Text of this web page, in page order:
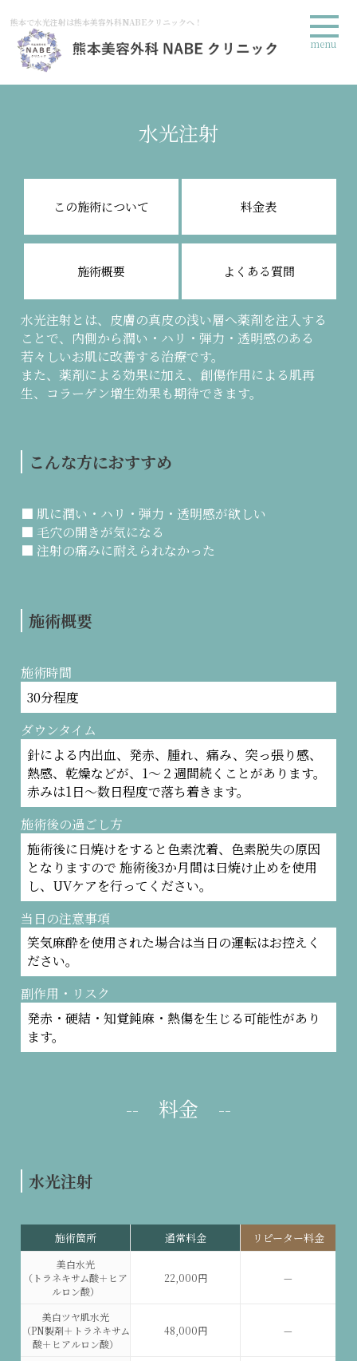
熊本で水光注射は熊本美容外科NABEクリニックへ！
水光注射
この施術について 料金表
施術概要 よくある質問
水光注射とは、皮膚の真皮の浅い層へ薬剤を注入する
ことで、内側から潤い・ハリ・弾力・透明感のある
若々しいお肌に改善する治療です。
また、薬剤による効果に加え、創傷作用による肌再
生、コラーゲン増生効果も期待できます。
こんな方におすすめ
■ 肌に潤い・ハリ・弾力・透明感が欲しい
■ 毛穴の開きが気になる
■ 注射の痛みに耐えられなかった
施術概要
施術時間
30分程度
ダウンタイム
針による内出血、発赤、腫れ、痛み、突っ張り感、
熱感、乾燥などが、1～２週間続くことがあります。
赤みは1日～数日程度で落ち着きます。
施術後の過ごし方
施術後に日焼けをすると色素沈着、色素脱失の原因
となりますので 施術後3か月間は日焼け止めを使用
し、UVケアを行ってください。
当日の注意事項
笑気麻酔を使用された場合は当日の運転はお控えく
ださい。
副作用・リスク
発赤・硬結・知覚鈍麻・熱傷を生じる可能性があり
ます。
-- 料金 --
水光注射
施術箇所 通常料金 リピーター料金
美白水光
（トラネキサム酸＋ヒア
ルロン酸）
22,000円 —
美白ツヤ肌水光
（PN製剤＋トラネキサム
酸＋ヒアルロン酸）
48,000円 —
menu